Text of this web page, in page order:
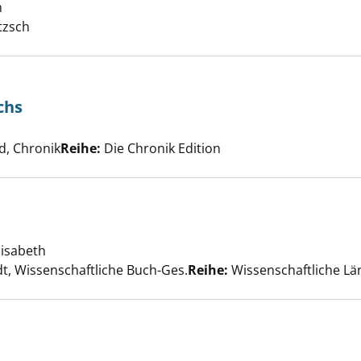
Österreichs anzeigen
ChronikReihe: Die Chronik Edition
anzeigen
Wissenschaftliche Buch-Ges.Reihe: Wissenschaftliche
anzeigen